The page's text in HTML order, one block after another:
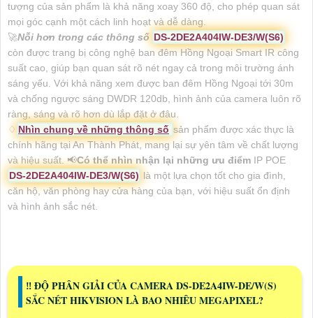
tượng của sản phẩm là khả năng xoay 360 độ, cho phép quan sát
mọi góc cạnh một cách linh hoạt và dễ dàng.
🚀Nỗi hơn trong các thông số DS-2DE2A404IW-DE3/W(S6)
còn được trang bị công nghệ ban đêm Hồng Ngoại Smart IR công
suất cao, giúp bạn quan sát rõ nét ngay cả trong môi trường ánh
sáng yếu. Với khả năng xem được ban đêm Hồng Ngoại tới 30m
và chống ngược sáng DWDR 120db, hình ảnh của camera luôn rõ
ràng, sáng và rõ hơn dù lắp đặt ở đâu.
♢ Nhìn chung về những thông số sản phẩm được xác thực là
chính hãng tại An Thành Phát, mang lại sự yên tâm về chất lượng
và hiệu suất. 📢Có thể nhìn nhận lại những ưu điểm IP POE
DS-2DE2A404IW-DE3/W(S6) là một lựa chọn tốt cho gia đình,
căn hộ, văn phòng hay cửa hàng của bạn, với hiệu suất ổn định
và hình ảnh sắc nét.
‼️ ĐỘ PHÂN GIẢI CỦA CAMERA DS-DE2A4IW-DE/W(S)
SẮC NÉT HIKVISION LÀ BAO NHIÊU MEGAPIXEL?